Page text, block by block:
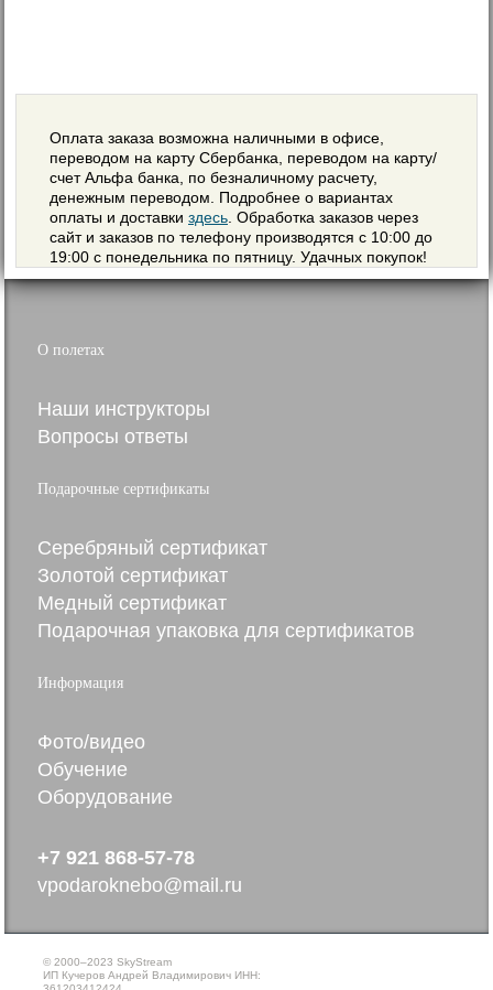
Оплата заказа возможна наличными в офисе,
переводом на карту Сбербанка, переводом на карту/
счет Альфа банка, по безналичному расчету,
денежным переводом. Подробнее о вариантах
оплаты и доставки здесь . Обработка заказов через
сайт и заказов по телефону производятся с 10:00 до
19:00 с понедельника по пятницу. Удачных покупок!
О полетах
Наши инструкторы
Вопросы ответы
Подарочные сертификаты
Серебряный сертификат
Золотой сертификат
Медный сертификат
Подарочная упаковка для сертификатов
Информация
Фото/видео
Обучение
Оборудование
+7 921 868-57-78
vpodaroknebo@mail.ru
© 2000–2023 SkyStream
ИП Кучеров Андрей Владимирович ИНН: